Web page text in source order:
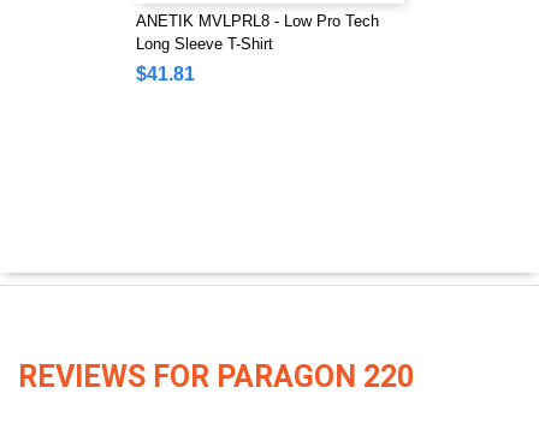
ANETIK MVLPRL8 - Low Pro Tech
Long Sleeve T-Shirt
$41.81
REVIEWS FOR PARAGON 220